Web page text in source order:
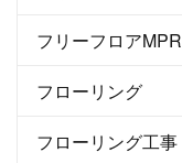
フリーフロアMPR
フローリング
フローリング工事